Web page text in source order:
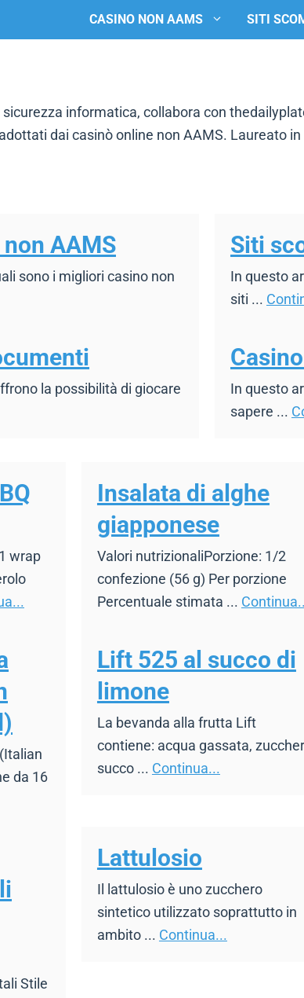
CASINO NON AAMS SITI
informatica, collabora con
dai casinò online non AAMS. Laureato
AAMS
sono i migliori casino non
Siti
In questo
siti ...
la possibilità di giocare
In questo
sapere ...
wrap
Insalata di alghe
giapponese
Valori nutrizionaliPorzione: 1/2
confezione (56 g) Per porzione
Percentuale stimata ...
da 16
Lift 525 al succo di
limone
La bevanda alla frutta Lift
contiene: acqua gassata,
succo ... Continua...
Stile
Lattulosio
Il lattulosio è uno zucchero
sintetico utilizzato soprattutto in
ambito ... Continua...